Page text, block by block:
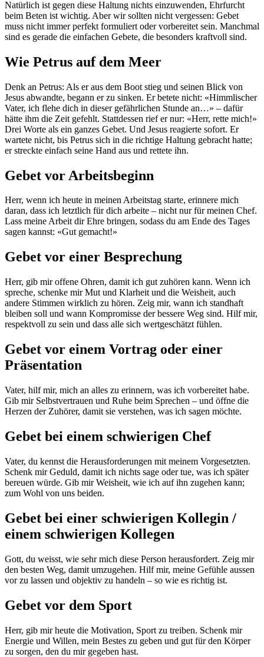
Natürlich ist gegen diese Haltung nichts einzuwenden, Ehrfurcht
beim Beten ist wichtig. Aber wir sollten nicht vergessen: Gebet
muss nicht immer perfekt formuliert oder vorbereitet sein. Manchmal
sind es gerade die einfachen Gebete, die besonders kraftvoll sind.
Wie Petrus auf dem Meer
Denk an Petrus: Als er aus dem Boot stieg und seinen Blick von
Jesus abwandte, begann er zu sinken. Er betete nicht: «Himmlischer
Vater, ich flehe dich in dieser gefährlichen Stunde an…» – dafür
hätte ihm die Zeit gefehlt. Stattdessen rief er nur: «Herr, rette mich!»
Drei Worte als ein ganzes Gebet. Und Jesus reagierte sofort. Er
wartete nicht, bis Petrus sich in die richtige Haltung gebracht hatte;
er streckte einfach seine Hand aus und rettete ihn.
Gebet vor Arbeitsbeginn
Herr, wenn ich heute in meinen Arbeitstag starte, erinnere mich
daran, dass ich letztlich für dich arbeite – nicht nur für meinen Chef.
Lass meine Arbeit dir Ehre bringen, sodass du am Ende des Tages
sagen kannst: «Gut gemacht!»
Gebet vor einer Besprechung
Herr, gib mir offene Ohren, damit ich gut zuhören kann. Wenn ich
spreche, schenke mir Mut und Klarheit und die Weisheit, auch
andere Stimmen wirklich zu hören. Zeig mir, wann ich standhaft
bleiben soll und wann Kompromisse der bessere Weg sind. Hilf mir,
respektvoll zu sein und dass alle sich wertgeschätzt fühlen.
Gebet vor einem Vortrag oder einer
Präsentation
Vater, hilf mir, mich an alles zu erinnern, was ich vorbereitet habe.
Gib mir Selbstvertrauen und Ruhe beim Sprechen – und öffne die
Herzen der Zuhörer, damit sie verstehen, was ich sagen möchte.
Gebet bei einem schwierigen Chef
Vater, du kennst die Herausforderungen mit meinem Vorgesetzten.
Schenk mir Geduld, damit ich nichts sage oder tue, was ich später
bereuen würde. Gib mir Weisheit, wie ich auf ihn zugehen kann;
zum Wohl von uns beiden.
Gebet bei einer schwierigen Kollegin /
einem schwierigen Kollegen
Gott, du weisst, wie sehr mich diese Person herausfordert. Zeig mir
den besten Weg, damit umzugehen. Hilf mir, meine Gefühle aussen
vor zu lassen und objektiv zu handeln – so wie es richtig ist.
Gebet vor dem Sport
Herr, gib mir heute die Motivation, Sport zu treiben. Schenk mir
Energie und Willen, mein Bestes zu geben und gut für den Körper
zu sorgen, den du mir gegeben hast.